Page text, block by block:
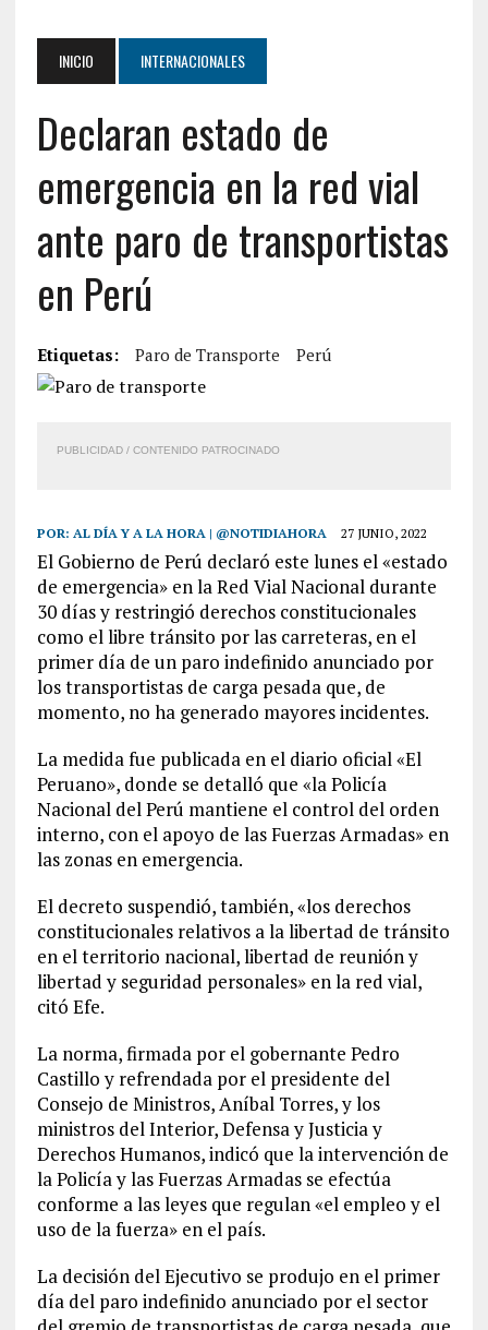
INICIO INTERNACIONALES
Declaran estado de
emergencia en la red vial
ante paro de transportistas
en Perú
Etiquetas: Paro de Transporte Perú
PUBLICIDAD / CONTENIDO PATROCINADO
POR: AL DÍA Y A LA HORA | @NOTIDIAHORA 27 JUNIO, 2022
El Gobierno de Perú declaró este lunes el «estado
de emergencia» en la Red Vial Nacional durante
30 días y restringió derechos constitucionales
como el libre tránsito por las carreteras, en el
primer día de un paro indefinido anunciado por
los transportistas de carga pesada que, de
momento, no ha generado mayores incidentes.
La medida fue publicada en el diario oficial «El
Peruano», donde se detalló que «la Policía
Nacional del Perú mantiene el control del orden
interno, con el apoyo de las Fuerzas Armadas» en
las zonas en emergencia.
El decreto suspendió, también, «los derechos
constitucionales relativos a la libertad de tránsito
en el territorio nacional, libertad de reunión y
libertad y seguridad personales» en la red vial,
citó Efe.
La norma, firmada por el gobernante Pedro
Castillo y refrendada por el presidente del
Consejo de Ministros, Aníbal Torres, y los
ministros del Interior, Defensa y Justicia y
Derechos Humanos, indicó que la intervención de
la Policía y las Fuerzas Armadas se efectúa
conforme a las leyes que regulan «el empleo y el
uso de la fuerza» en el país.
La decisión del Ejecutivo se produjo en el primer
día del paro indefinido anunciado por el sector